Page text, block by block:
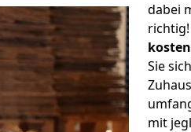
dabei
Sie
mit